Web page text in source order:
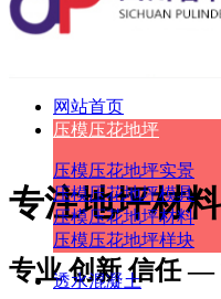
专注地坪材料
专业 创新 信任 —
网站首页
压模压花地坪
压模压花地坪实景
压模压花地坪模具
压模压花地坪材料
压模压花地坪样块
透水混凝土